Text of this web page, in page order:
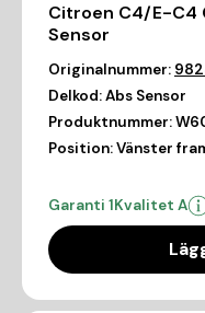
Citroen C4/E-C4
Sensor
Originalnummer:
Delkod:Abs Sensor
Produktnummer:
Position:Vänster
Garanti 1Kvalitet A